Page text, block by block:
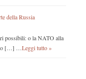
della Russia
possibili: o la NATO alla
o […] … Leggi tutto »